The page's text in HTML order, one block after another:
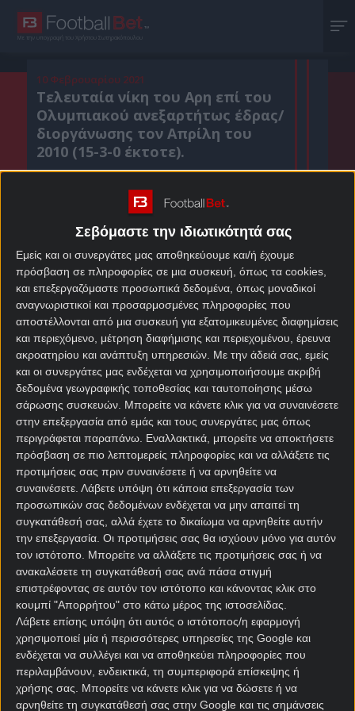
Σεβόμαστε την ιδιωτικότητά σας
Εμείς και οι συνεργάτες μας αποθηκεύουμε και/ή έχουμε
πρόσβαση σε πληροφορίες σε μια συσκευή, όπως τα cookies,
και επεξεργαζόμαστε προσωπικά δεδομένα, όπως μοναδικοί
αναγνωριστικοί και προσαρμοσμένες πληροφορίες που
αποστέλλονται από μια συσκευή για εξατομικευμένες διαφημίσεις
και περιεχόμενο, μέτρηση διαφήμισης και περιεχομένου, έρευνα
ακροατηρίου και ανάπτυξη υπηρεσιών. Με την άδειά σας, εμείς
και οι συνεργάτες μας ενδέχεται να χρησιμοποιήσουμε ακριβή
δεδομένα γεωγραφικής τοποθεσίας και ταυτοποίησης μέσω
σάρωσης συσκευών. Μπορείτε να κάνετε κλικ για να συναινέσετε
στην επεξεργασία από εμάς και τους συνεργάτες μας όπως
περιγράφεται παραπάνω. Εναλλακτικά, μπορείτε να αποκτήσετε
πρόσβαση σε πιο λεπτομερείς πληροφορίες και να αλλάξετε τις
προτιμήσεις σας πριν συναινέσετε ή να αρνηθείτε να
συναινέσετε. Λάβετε υπόψη ότι κάποια επεξεργασία των
προσωπικών σας δεδομένων ενδέχεται να μην απαιτεί τη
συγκατάθεσή σας, αλλά έχετε το δικαίωμα να αρνηθείτε αυτήν
την επεξεργασία. Οι προτιμήσεις σας θα ισχύουν μόνο για αυτόν
τον ιστότοπο. Μπορείτε να αλλάξετε τις προτιμήσεις σας ή να
ανακαλέσετε τη συγκατάθεσή σας ανά πάσα στιγμή
επιστρέφοντας σε αυτόν τον ιστότοπο και κάνοντας κλικ στο
κουμπί "Απορρήτου" στο κάτω μέρος της ιστοσελίδας.
Λάβετε επίσης υπόψη ότι αυτός ο ιστότοπος/η εφαρμογή
χρησιμοποιεί μία ή περισσότερες υπηρεσίες της Google και
ενδέχεται να συλλέγει και να αποθηκεύει πληροφορίες που
περιλαμβάνουν, ενδεικτικά, τη συμπεριφορά επίσκεψης ή
χρήσης σας. Μπορείτε να κάνετε κλικ για να δώσετε ή να
αρνηθείτε τη συγκατάθεσή σας στην Google και τις σημάνσεις
Με την υπογραφή του Χρήστου Σωτηρακόπουλου
10 Φεβρουαρίου 2021
Τελευταία νίκη του Αρη επί του
Ολυμπιακού ανεξαρτήτως έδρας/
διοργάνωσης τον Απρίλη του
2010 (15-3-0 έκτοτε).
Κοιν. :
Πρόσθεσε το Footballbet.gr στην Google
ΣΤΟΙΧΗΜΑΤΙΚΕΣ ΠΡΟΣΦΟΡΕΣ *
Αρχική Σελίδα
Χρήστος Σωτηρακόπουλος
Προγνωστικά
Βαθμολογίες - Στατιστικά
Κουπόνι
Πρόγραμμα TV
Προσφορές*
Για όλες τιςΠροσφορές: *Ισχύουν όροι και